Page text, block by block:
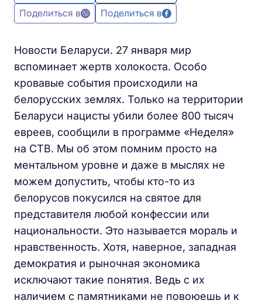
Поделиться в
Поделиться в
Новости Беларуси. 27 января мир
вспоминает жертв холокоста. Особо
кровавые события происходили на
белорусских землях. Только на территории
Беларуси нацисты убили более 800 тысяч
евреев, сообщили в программе «Неделя»
на СТВ. Мы об этом помним просто на
ментальном уровне и даже в мыслях не
можем допустить, чтобы кто-то из
белорусов покусился на святое для
представителя любой конфессии или
национальности. Это называется мораль и
нравственность. Хотя, наверное, западная
демократия и рыночная экономика
исключают такие понятия. Ведь с их
наличием с памятниками не повоюешь и к